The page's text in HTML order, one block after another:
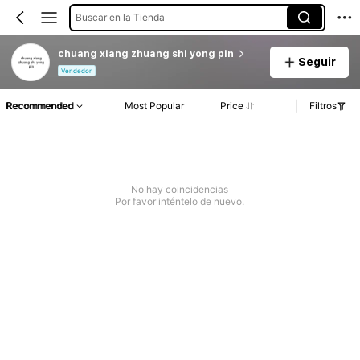
Buscar en la Tienda
chuang xiang zhuang shi yong pin
Vendedor
Seguir
Recommended Most Popular Price Filtros
No hay coincidencias
Por favor inténtelo de nuevo.